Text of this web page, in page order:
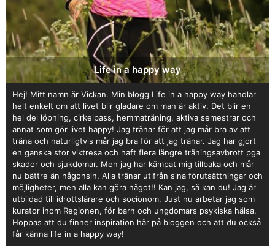
Life in a happy way
Hej! Mitt namn är Vickan. Min blogg Life in a happy way handlar
helt enkelt om att livet blir gladare om man är aktiv. Det blir en
hel del löpning, cirkelpass, hemmaträning, aktiva semestrar och
annat som gör livet happy! Jag tränar för att jag mår bra av att
träna och naturligtvis mår jag bra för att jag tränar. Jag har gjort
en ganska stor viktresa och haft flera längre träningsavbrott pga
skador och sjukdomar. Men jag har kämpat mig tillbaka och mår
nu bättre än någonsin. Alla tränar utifrån sina förutsättningar och
möjligheter, men alla kan göra något!! Kan jag, så kan du! Jag är
utbildad till idrottslärare och socionom. Just nu arbetar jag som
kurator inom Regionen, för barn och ungdomars psykiska hälsa.
Hoppas att du finner inspiration här på bloggen och att du också
får känna life in a happy way!